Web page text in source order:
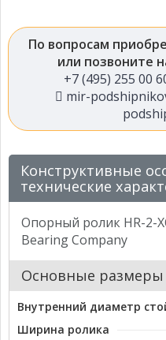
По вопросам
или позвоните
+7 (495) 255 00
mir-
Конструктивные
технические
Опорный ролик HR-2-
Bearing Company
Основные размеры
Внутренний диаметр
Ширина ролика